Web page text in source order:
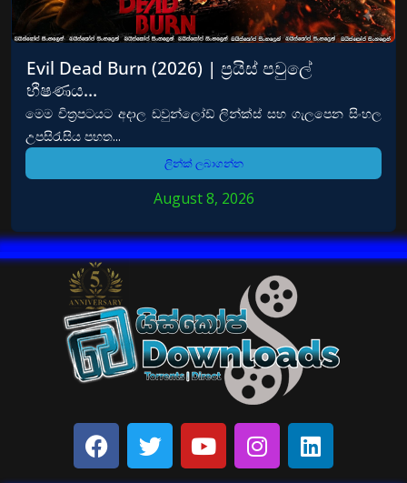
Evil Dead Burn (2026) | ප්‍රයිස් පවුලේ
භීෂණය…
මෙම චිත්‍රපටයට අදාල ඩවුන්ලෝඩ් ලින්ක්ස් සහ ගැලපෙන සිංහල
උපසිරැසිය පහත...
ලින්ක් ලබාගන්න
August 8, 2026